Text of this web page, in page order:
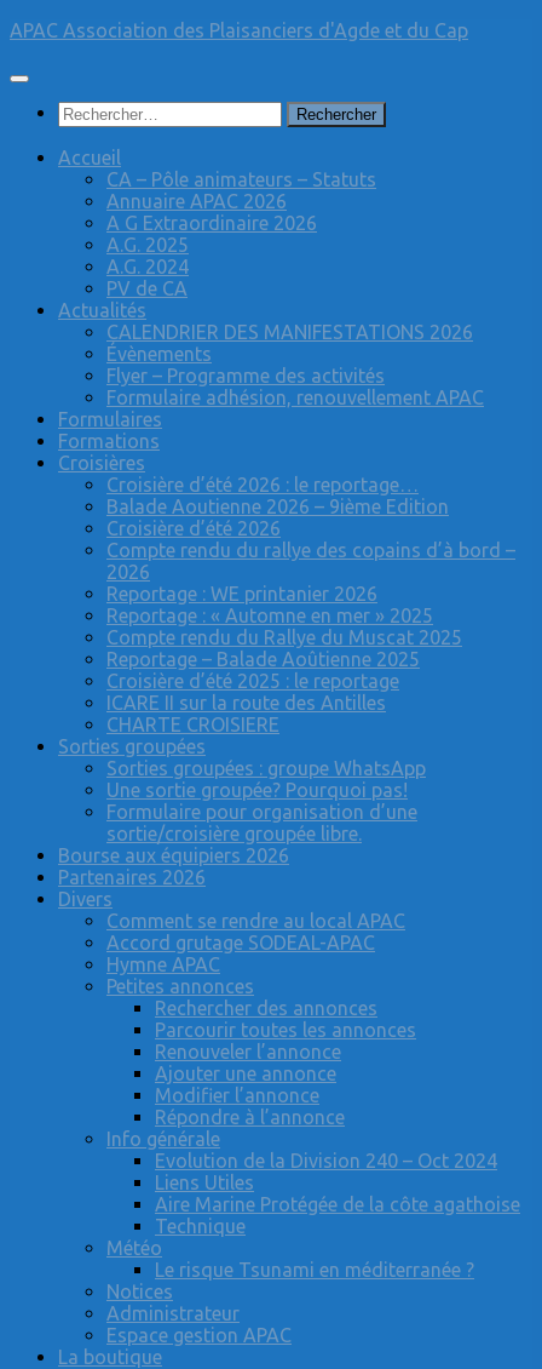
Skip
content
APAC Association des Plaisanciers d'Agde et du Cap
Rechercher :
Accueil
CA – Pôle animateurs – Statuts
Annuaire APAC 2026
A G Extraordinaire 2026
A.G. 2025
A.G. 2024
PV de CA
Actualités
CALENDRIER DES MANIFESTATIONS 2026
Évènements
Flyer – Programme des activités
Formulaire adhésion, renouvellement APAC
Formulaires
Formations
Croisières
Croisière d’été 2026 : le reportage…
Balade Aoutienne 2026 – 9ième Edition
Croisière d’été 2026
Compte rendu du rallye des copains d’à bord –
2026
Reportage : WE printanier 2026
Reportage : « Automne en mer » 2025
Compte rendu du Rallye du Muscat 2025
Reportage – Balade Aoûtienne 2025
Croisière d’été 2025 : le reportage
ICARE II sur la route des Antilles
CHARTE CROISIERE
Sorties groupées
Sorties groupées : groupe WhatsApp
Une sortie groupée? Pourquoi pas!
Formulaire pour organisation d’une
sortie/croisière groupée libre.
Bourse aux équipiers 2026
Partenaires 2026
Divers
Comment se rendre au local APAC
Accord grutage SODEAL-APAC
Hymne APAC
Petites annonces
Rechercher des annonces
Parcourir toutes les annonces
Renouveler l’annonce
Ajouter une annonce
Modifier l’annonce
Répondre à l’annonce
Info générale
Evolution de la Division 240 – Oct 2024
Liens Utiles
Aire Marine Protégée de la côte agathoise
Technique
Météo
Le risque Tsunami en méditerranée ?
Notices
Administrateur
Espace gestion APAC
La boutique